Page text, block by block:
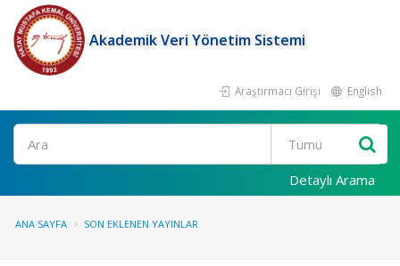
Akademik Veri Yönetim Sistemi
Araştırmacı Girişi English
Ara
Detaylı Arama
ANA SAYFA SON EKLENEN YAYINLAR